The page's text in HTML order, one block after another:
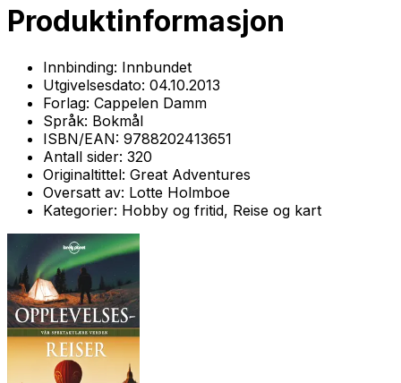
Produktinformasjon
Innbinding: Innbundet
Utgivelsesdato: 04.10.2013
Forlag: Cappelen Damm
Språk: Bokmål
ISBN/EAN: 9788202413651
Antall sider: 320
Originaltittel: Great Adventures
Oversatt av: Lotte Holmboe
Kategorier: Hobby og fritid, Reise og kart